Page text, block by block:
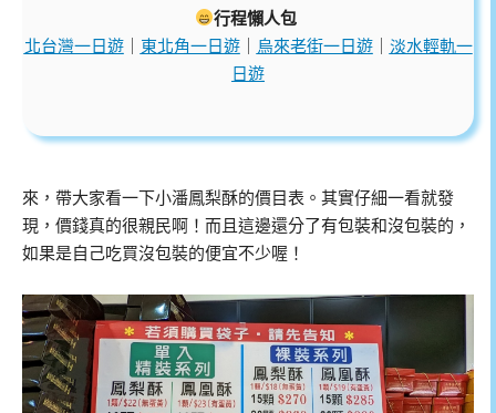
行程懶人包
北台灣一日遊｜ 東北角一日遊｜ 烏來老街一日遊｜ 淡水輕軌一
日遊
來，帶大家看一下小潘鳳梨酥的價目表。其實仔細一看就發
現，價錢真的很親民啊！而且這邊還分了有包裝和沒包裝的，
如果是自己吃買沒包裝的便宜不少喔！